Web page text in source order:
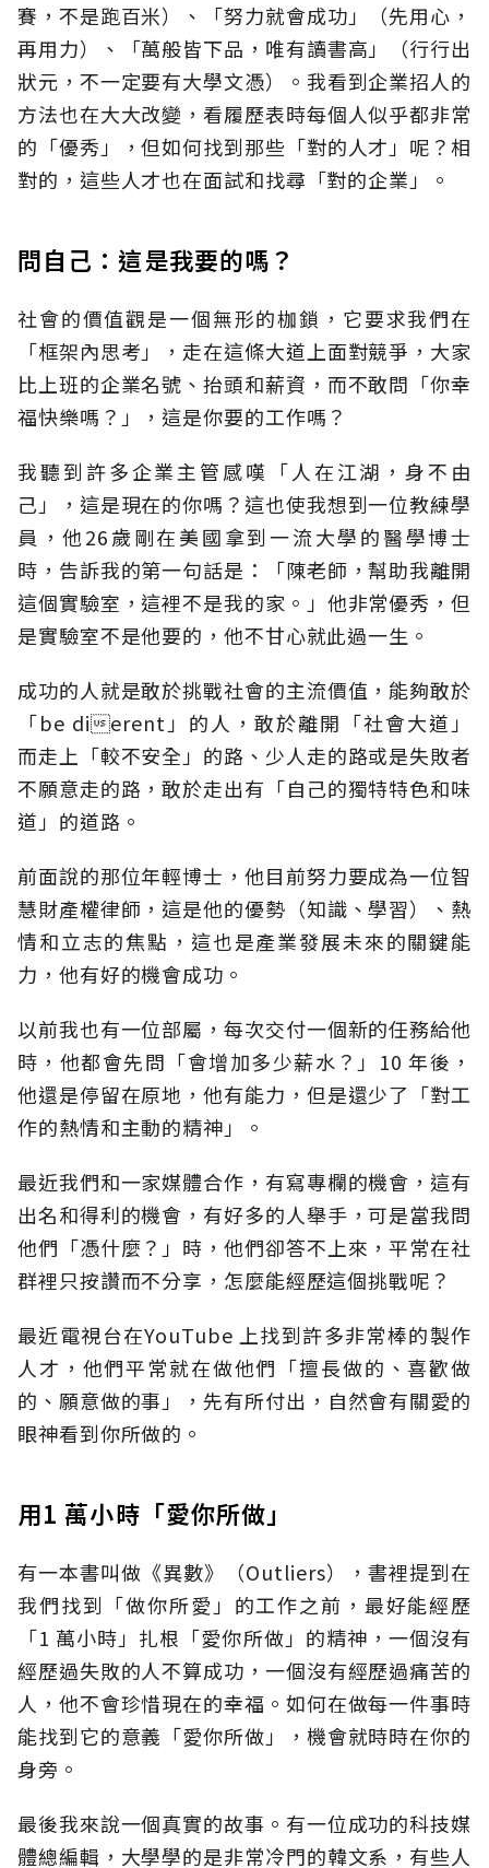
賽，不是跑百米）、「努力就會成功」（先用心，
再用力）、「萬般皆下品，唯有讀書高」（行行出
狀元，不一定要有大學文憑）。我看到企業招人的
方法也在大大改變，看履歷表時每個人似乎都非常
的「優秀」，但如何找到那些「對的人才」呢？相
對的，這些人才也在面試和找尋「對的企業」。
問自己：這是我要的嗎？
社會的價值觀是一個無形的枷鎖，它要求我們在
「框架內思考」，走在這條大道上面對競爭，大家
比上班的企業名號、抬頭和薪資，而不敢問「你幸
福快樂嗎？」，這是你要的工作嗎？
我聽到許多企業主管感嘆「人在江湖，身不由
己」，這是現在的你嗎？這也使我想到一位教練學
員，他26歲剛在美國拿到一流大學的醫學博士
時，告訴我的第一句話是：「陳老師，幫助我離開
這個實驗室，這裡不是我的家。」他非常優秀，但
是實驗室不是他要的，他不甘心就此過一生。
成功的人就是敢於挑戰社會的主流價值，能夠敢於
「be dierent」的人，敢於離開「社會大道」
而走上「較不安全」的路、少人走的路或是失敗者
不願意走的路，敢於走出有「自己的獨特特色和味
道」的道路。
前面說的那位年輕博士，他目前努力要成為一位智
慧財產權律師，這是他的優勢（知識、學習）、熱
情和立志的焦點，這也是產業發展未來的關鍵能
力，他有好的機會成功。
以前我也有一位部屬，每次交付一個新的任務給他
時，他都會先問「會增加多少薪水？」10 年後，
他還是停留在原地，他有能力，但是還少了「對工
作的熱情和主動的精神」。
最近我們和一家媒體合作，有寫專欄的機會，這有
出名和得利的機會，有好多的人舉手，可是當我問
他們「憑什麼？」時，他們卻答不上來，平常在社
群裡只按讚而不分享，怎麼能經歷這個挑戰呢？
最近電視台在YouTube 上找到許多非常棒的製作
人才，他們平常就在做他們「擅長做的、喜歡做
的、願意做的事」，先有所付出，自然會有關愛的
眼神看到你所做的。
用1 萬小時「愛你所做」
有一本書叫做《異數》（Outliers），書裡提到在
我們找到「做你所愛」的工作之前，最好能經歷
「1 萬小時」扎根「愛你所做」的精神，一個沒有
經歷過失敗的人不算成功，一個沒有經歷過痛苦的
人，他不會珍惜現在的幸福。如何在做每一件事時
能找到它的意義「愛你所做」，機會就時時在你的
身旁。
最後我來說一個真實的故事。有一位成功的科技媒
體總編輯，大學學的是非常冷門的韓文系，有些人